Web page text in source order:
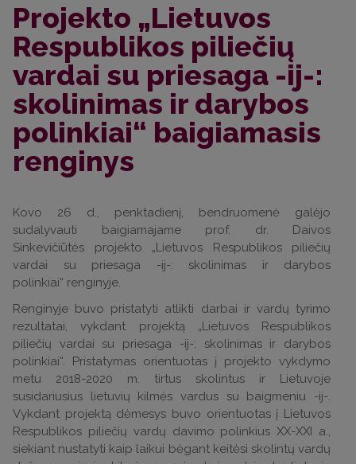
Projekto „Lietuvos
Respublikos piliečių
vardai su priesaga -ij-:
skolinimas ir darybos
polinkiai“ baigiamasis
renginys
Kovo 26 d., penktadienį, bendruomenė galėjo
sudalyvauti baigiamajame prof. dr. Daivos
Sinkevičiūtės projekto „Lietuvos Respublikos piliečių
vardai su priesaga -ij-: skolinimas ir darybos
polinkiai“ renginyje.
Renginyje buvo pristatyti atlikti darbai ir vardų tyrimo
rezultatai, vykdant projektą „Lietuvos Respublikos
piliečių vardai su priesaga -ij-: skolinimas ir darybos
polinkiai“. Pristatymas orientuotas į projekto vykdymo
metu 2018-2020 m. tirtus skolintus ir Lietuvoje
susidariusius lietuvių kilmės vardus su baigmeniu -ij-.
Vykdant projektą dėmesys buvo orientuotas į Lietuvos
Respublikos piliečių vardų davimo polinkius XX-XXI a.,
siekiant nustatyti kaip laikui bėgant keitėsi skolintų vardų